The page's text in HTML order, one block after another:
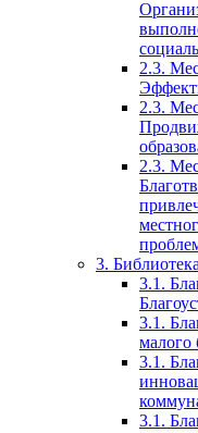
2.3.
2.3.
2.3.
3.
3.1.
3.1.
малого
3.1.
3.1.